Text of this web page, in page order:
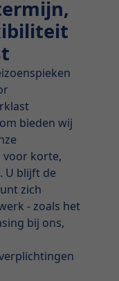
bieden wij
voor korte,
U blijft de
zich
- zoals het
bij ons,